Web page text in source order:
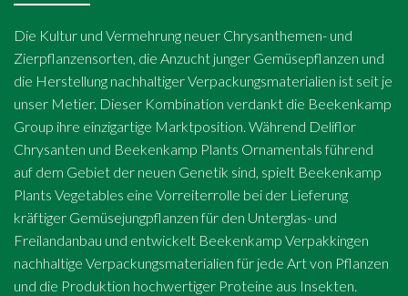
Die Kultur und Vermehrung neuer Chrysanthemen- und
Zierpflanzensorten, die Anzucht junger Gemüsepflanzen und
die Herstellung nachhaltiger Verpackungsmaterialien ist seit je
unser Metier. Dieser Kombination verdankt die Beekenkamp
Group ihre einzigartige Marktposition. Während Deliflor
Chrysanten und Beekenkamp Plants Ornamentals führend
auf dem Gebiet der neuen Genetik sind, spielt Beekenkamp
Plants Vegetables eine Vorreiterrolle bei der Lieferung
kräftiger Gemüsejungpflanzen für den Unterglas- und
Freilandanbau und entwickelt Beekenkamp Verpakkingen
nachhaltige Verpackungsmaterialien für jede Art von Pflanzen
und die Produktion hochwertiger Proteine aus Insekten.